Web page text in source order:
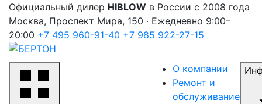
Официальный дилер HIBLOW в России с 2008 года
Москва, Проспект Мира, 150 · Ежедневно 9:00–
20:00 +7 495 960-91-40 +7 985 922-27-15
О компании
Ремонт и
обслуживание